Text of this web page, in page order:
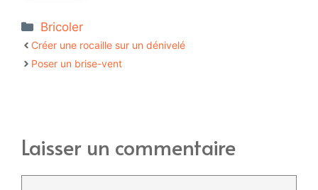
Catégories
Bricoler
Créer une rocaille sur un dénivelé
Poser un brise-vent
Laisser un commentaire